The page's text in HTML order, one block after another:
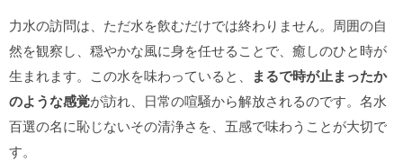
力水の訪問は、ただ水を飲むだけでは終わりません。周囲の自
然を観察し、穏やかな風に身を任せることで、癒しのひと時が
生まれます。この水を味わっていると、
まるで時が止まったか
のような感覚が訪れ、日常の喧騒から解放されるのです。名水
百選の名に恥じないその清浄さを、五感で味わうことが大切で
す。